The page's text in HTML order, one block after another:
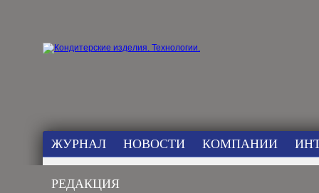
ЖУРНАЛ НОВОСТИ КОМПАНИИ
РЕДАКЦИЯ